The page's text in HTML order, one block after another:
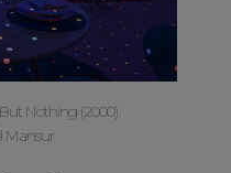
Nothing (2000).
Mansur